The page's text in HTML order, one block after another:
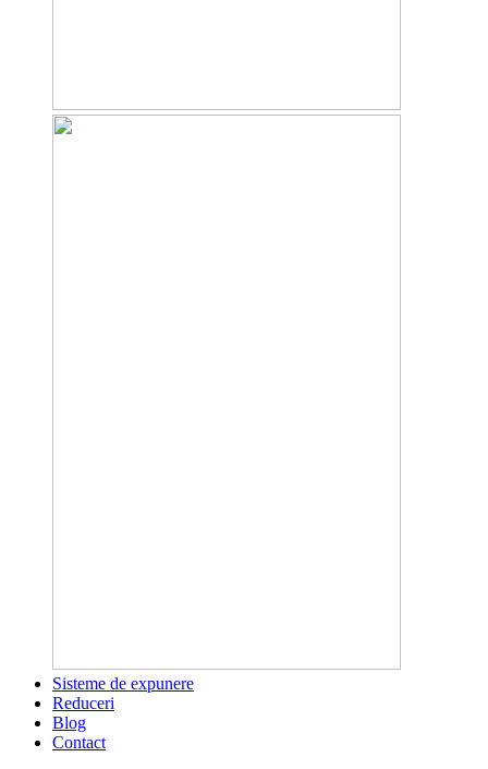
Sisteme de expunere
Reduceri
Blog
Contact